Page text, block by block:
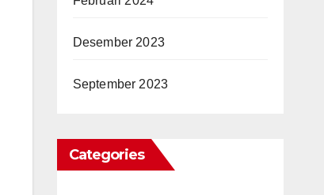
Desember 2023
September 2023
Categories